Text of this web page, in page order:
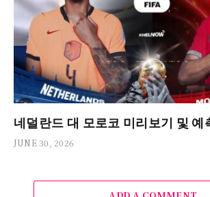
네덜란드 대 모로코 미리보기 및 예
JUNE 30, 2026